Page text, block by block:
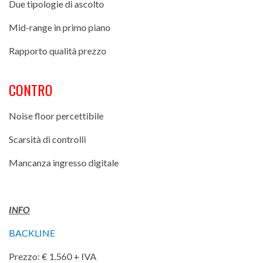
Due tipologie di ascolto
Mid-range in primo piano
Rapporto qualità prezzo
CONTRO
Noise floor percettibile
Scarsità di controlli
Mancanza ingresso digitale
INFO
BACKLINE
Prezzo: € 1.560 + IVA